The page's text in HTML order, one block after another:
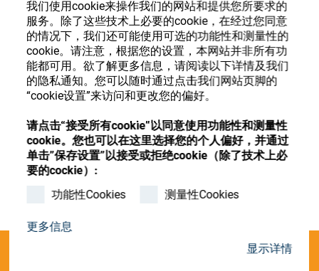
我们使用cookie来操作我们的网站和提供您所要求的
服务。除了这些技术上必要的cookie，在经过您同意
的情况下，我们还可能使用可选的功能性和测量性的
cookie。请注意，根据您的设置，本网站并非所有功
能都可用。欲了解更多信息，请阅读以下详情及我们
的隐私通知。您可以随时通过点击我们网站页脚的
“cookie设置”来访问和更改您的偏好。
请点击“接受所有cookie”以同意使用功能性和测量性
cookie。您也可以在这里选择您的个人偏好，并通过
单击”保存设置”以接受或拒绝cookie（除了技术上必
要的cockie）:
功能性Cookies
测量性Cookies
更多信息
显示详情
眼镜光学
精密光学
我们是谁
加入我们
资源
English
Deutsch
Español
眼镜光学耗材商店
注册或登录以访问您的帐户，并了解我们的各
种眼镜光学耗材